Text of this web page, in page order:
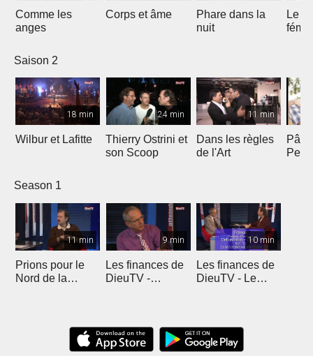
Comme les
anges
Corps et âme
Phare dans la
nuit
Le
Saison 2
18 min
Wilbur et Lafitte
24 min
Thierry Ostrini et
son Scoop
11 min
Dans les règles
de l'Art
Season 1
11 min
Prions pour le
Nord de la
9 min
Les finances de
DieuTV -
10 min
Les finances de
DieuTV - Le